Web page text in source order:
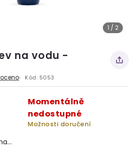
1 / 2
na vodu -
Kód: 5053
Momentálně
nedostupné
Možnosti doručení